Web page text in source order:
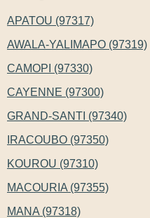
APATOU (97317)
AWALA-YALIMAPO (97319)
CAMOPI (97330)
CAYENNE (97300)
GRAND-SANTI (97340)
IRACOUBO (97350)
KOUROU (97310)
MACOURIA (97355)
MANA (97318)